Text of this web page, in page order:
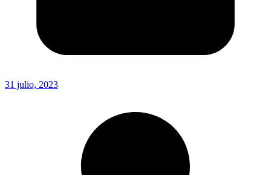
31 julio, 2023